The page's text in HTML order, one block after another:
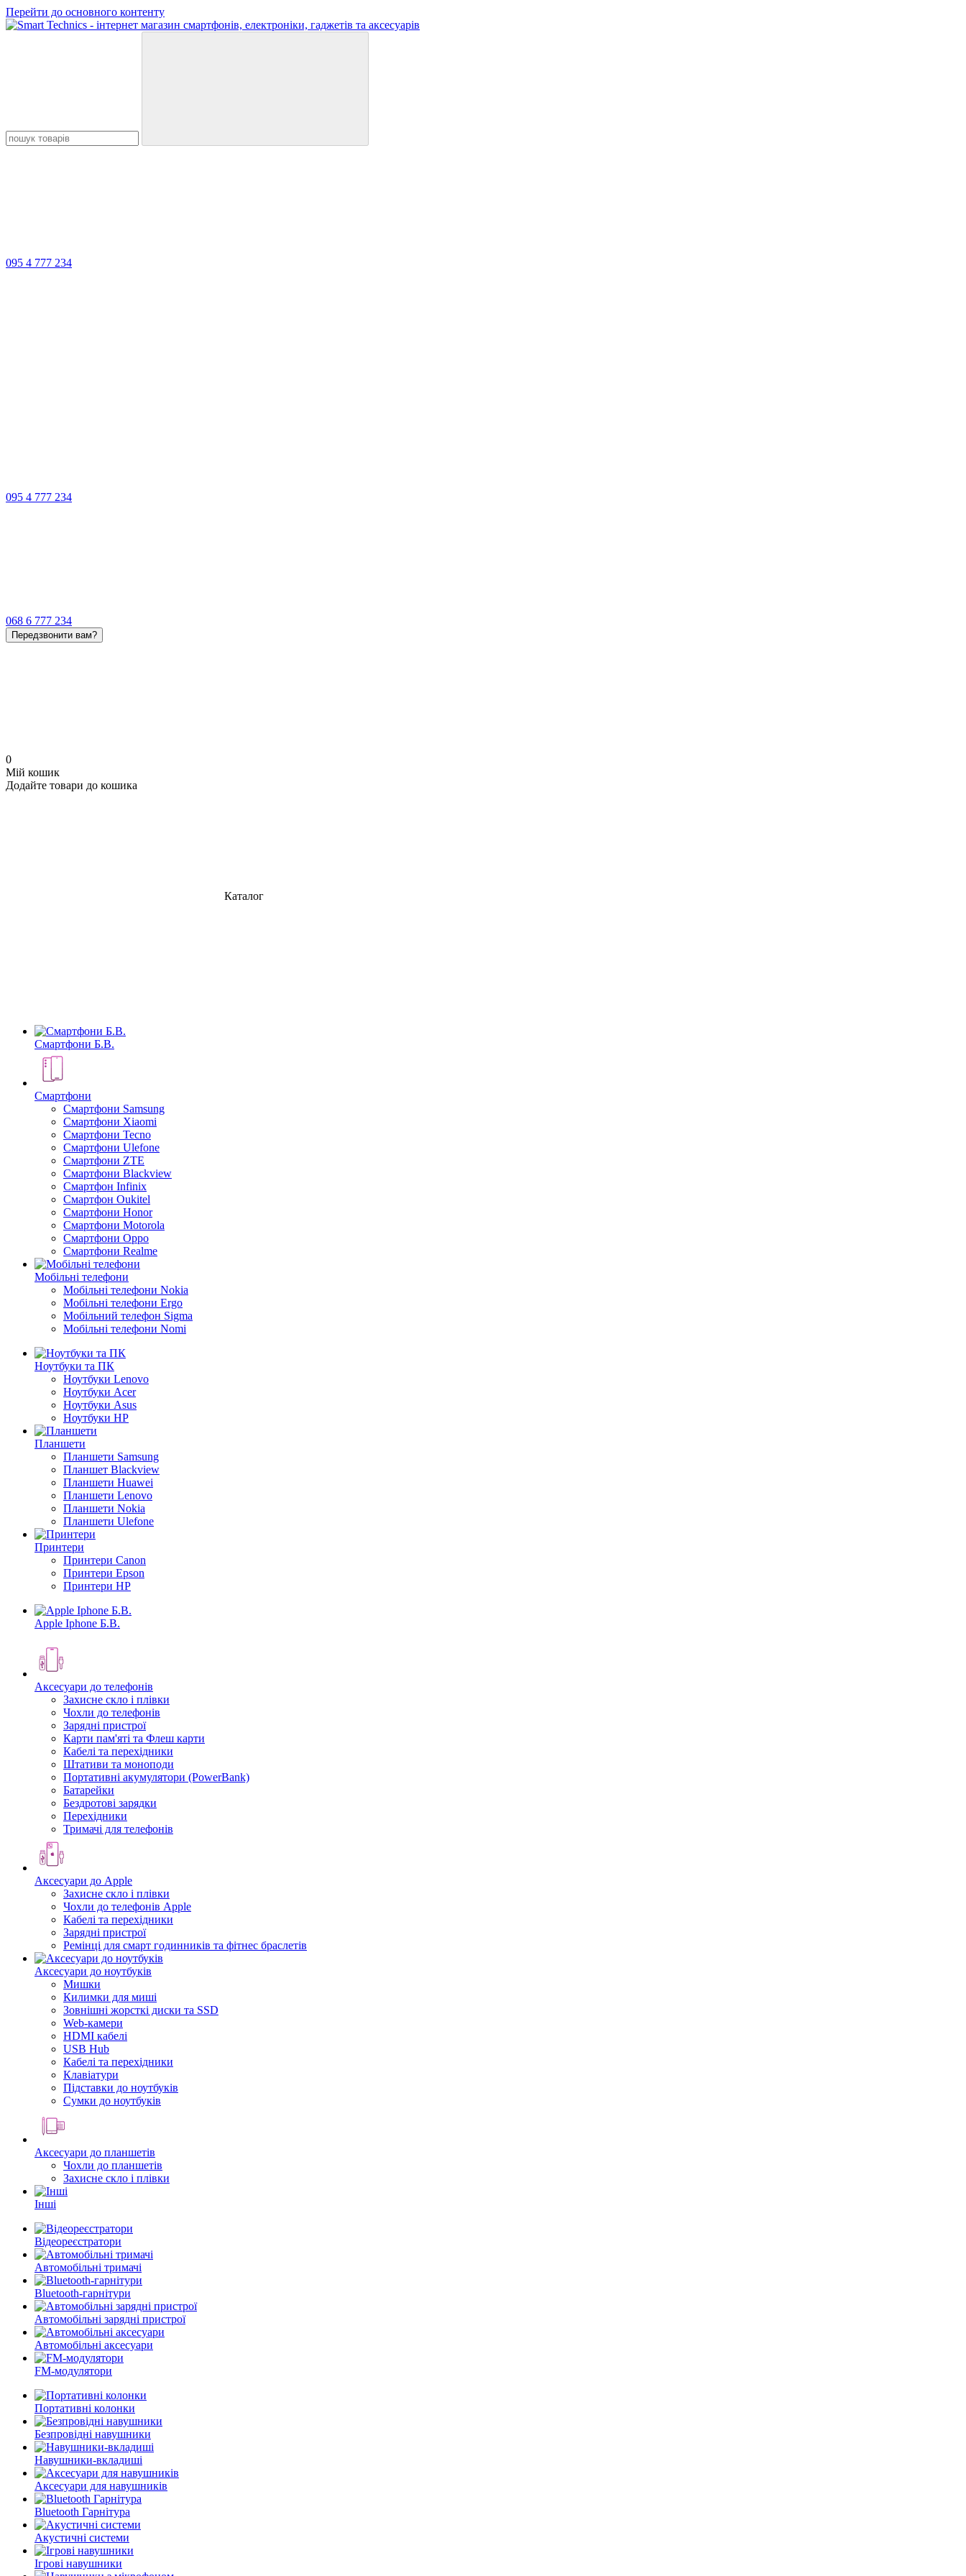
Перейти до основного контенту
095 4 777 234
095 4 777 234
068 6 777 234
Передзвонити вам?
0
Мій кошик
Додайте товари до кошика
Каталог
Смартфони Б.В.
Смартфони
Смартфони Samsung
Смартфони Xiaomi
Смартфони Tecno
Смартфони Ulefone
Смартфони ZTE
Смартфони Blackview
Смартфон Infinix
Смартфон Oukitel
Смартфони Honor
Смартфони Motorola
Смартфони Oppo
Смартфони Realme
Мобільні телефони
Мобільні телефони Nokia
Мобільні телефони Ergo
Мобільний телефон Sigma
Мобільні телефони Nomi
Ноутбуки та ПК
Ноутбуки Lenovo
Ноутбуки Acer
Ноутбуки Asus
Ноутбуки HP
Планшети
Планшети Samsung
Планшет Blackview
Планшети Huawei
Планшети Lenovo
Планшети Nokia
Планшети Ulefone
Принтери
Принтери Canon
Принтери Epson
Принтери HP
Apple Iphone Б.В.
Аксесуари до телефонів
Захисне скло і плівки
Чохли до телефонів
Зарядні пристрої
Карти пам'яті та Флеш карти
Кабелі та перехідники
Штативи та моноподи
Портативні акумулятори (PowerBank)
Батарейки
Бездротові зарядки
Перехідники
Тримачі для телефонів
Аксесуари до Apple
Захисне скло і плівки
Чохли до телефонів Apple
Кабелі та перехідники
Зарядні пристрої
Ремінці для смарт годинників та фітнес браслетів
Аксесуари до ноутбуків
Мишки
Килимки для миші
Зовнішні жорсткі диски та SSD
Web-камери
HDMI кабелі
USB Hub
Кабелі та перехідники
Клавіатури
Підставки до ноутбуків
Сумки до ноутбуків
Аксесуари до планшетів
Чохли до планшетів
Захисне скло і плівки
Інші
Відеореєстратори
Автомобільні тримачі
Bluetooth-гарнітури
Автомобільні зарядні пристрої
Автомобільні аксесуари
FM-модулятори
Портативні колонки
Безпровідні навушники
Навушники-вкладиші
Аксесуари для навушників
Bluetooth Гарнітура
Акустичні системи
Ігрові навушники